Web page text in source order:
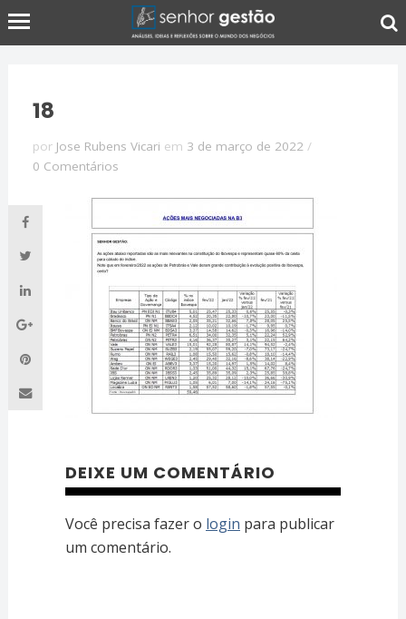
18
por Jose Rubens Vicari em 3 de março de 2022 /
0 Comentários
DEIXE UM COMENTÁRIO
Você precisa fazer o login para publicar
um comentário.